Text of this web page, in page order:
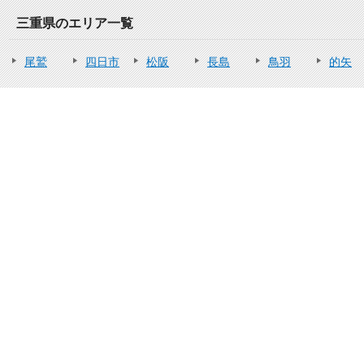
三重県のエリア一覧
尾鷲 四日市 松阪 長島 鳥羽 的矢